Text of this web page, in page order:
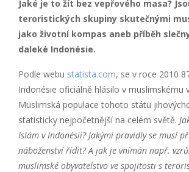
Jaké je to žít bez vepřového masa?
teroristických skupiny skutečnými
jako životní kompas aneb příběh
daleké Indonésie.
Podle webu statista.com, se v roce 2010
Indonésie oficiálně hlásilo v muslimskému
Muslimská populace tohoto státu
statisticky nejpočetnější na celém světě.
Islám v Indonésii? Jakými pravidly se musí
náboženství řídit?A jak je vnímán např.
muslimské obyvatelstvo ve spojitosti s